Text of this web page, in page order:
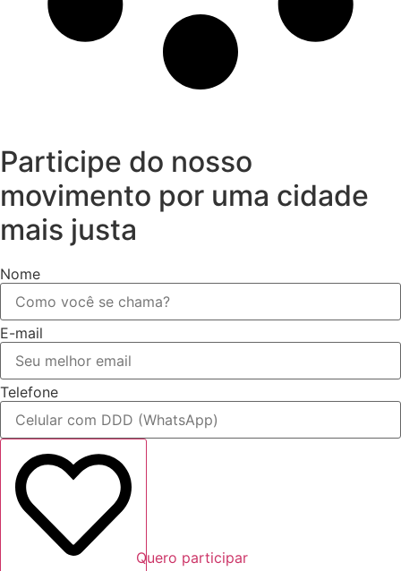
Participe do nosso
movimento por uma cidade
mais justa
Nome
E-mail
Telefone
Quero participar